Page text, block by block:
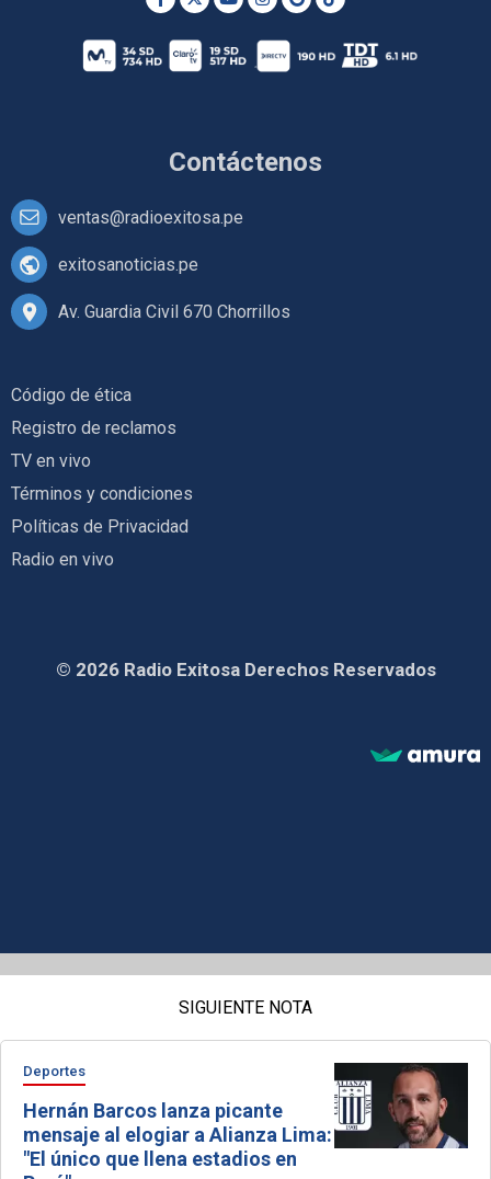
Contáctenos
ventas@radioexitosa.pe
exitosanoticias.pe
Av. Guardia Civil 670 Chorrillos
Código de ética
Registro de reclamos
TV en vivo
Términos y condiciones
Políticas de Privacidad
Radio en vivo
© 2026 Radio Exitosa Derechos Reservados
SIGUIENTE NOTA
Deportes
Hernán Barcos lanza picante
mensaje al elogiar a Alianza Lima:
"El único que llena estadios en